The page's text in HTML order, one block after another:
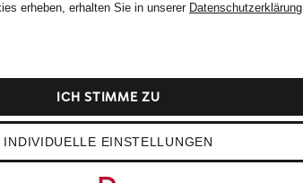
erheben, erhalten Sie in unserer Datenschutzerklärung
INDIVIDUELLE EINSTELLUNGEN
ICH STIMME ZU